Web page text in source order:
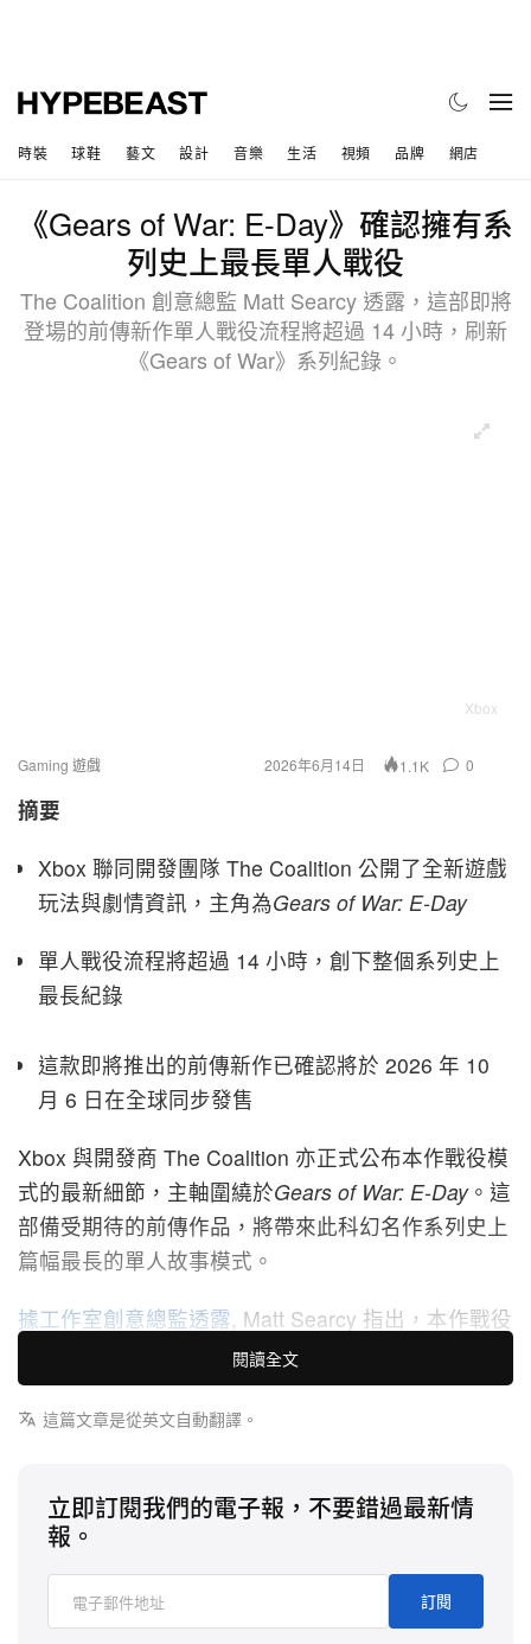
時裝 球鞋 藝文 設計 音樂 生活 視頻 品牌 網店
《Gears of War: E-Day》確認擁有系
列史上最長單人戰役
The Coalition 創意總監 Matt Searcy 透露，這部即將
登場的前傳新作單人戰役流程將超過 14 小時，刷新
《Gears of War》系列紀錄。
Xbox
Gaming 遊戲 2026年6月14日 1.1K 0
摘要
Xbox 聯同開發團隊 The Coalition 公開了全新遊戲
玩法與劇情資訊，主角為Gears of War: E-Day
單人戰役流程將超過 14 小時，創下整個系列史上
最長紀錄
這款即將推出的前傳新作已確認將於 2026 年 10
月 6 日在全球同步發售
Xbox 與開發商 The Coalition 亦正式公布本作戰役模
式的最新細節，主軸圍繞於Gears of War: E-Day。這
部備受期待的前傳作品，將帶來此科幻名作系列史上
篇幅最長的單人故事模式。
據工作室創意總監透露, Matt Searcy 指出，本作戰役
整體遊玩時間將超過 14 小時，輕鬆超越歷代正傳作
品，並將由近作的龐大開放世界結構回歸至Gears of
War: E-Day將維持高度聚焦的線性體驗。遊戲流程
景設計，而非刻意拉長遊玩時間的填充內容。
本作以 Unreal Engine 5 由零打造，作為系列起源篇
章，時間背景鎖定在 Emergence Day 初始數小時、
Kalona 城市之中。劇情將跟隨尚未披甲上陣的青年
閱讀全文
這篇文章是從英文自動翻譯。
立即訂閱我們的電子報，不要錯過最新情
報。
訂閱